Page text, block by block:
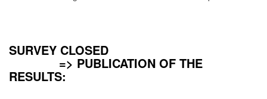
SURVEY CLOSED
=> PUBLICATION OF THE
RESULTS: